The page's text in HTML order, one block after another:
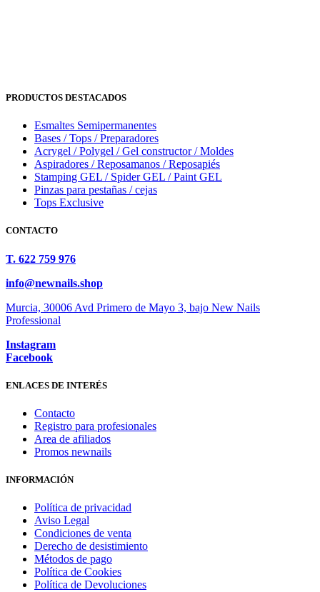
PRODUCTOS DESTACADOS
Esmaltes Semipermanentes
Bases / Tops / Preparadores
Acrygel / Polygel / Gel constructor / Moldes
Aspiradores / Reposamanos / Reposapiés
Stamping GEL / Spider GEL / Paint GEL
Pinzas para pestañas / cejas
Tops Exclusive
CONTACTO
T. 622 759 976
info@newnails.shop
Murcia, 30006 Avd Primero de Mayo 3, bajo New Nails
Professional
Instagram
Facebook
ENLACES DE INTERÉS
Contacto
Registro para profesionales
Area de afiliados
Promos newnails
INFORMACIÓN
Política de privacidad
Aviso Legal
Condiciones de venta
Derecho de desistimiento
Métodos de pago
Política de Cookies
Política de Devoluciones